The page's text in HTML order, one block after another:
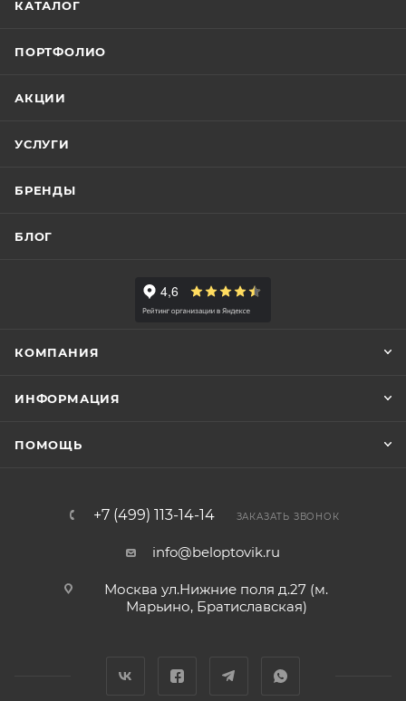
КАТАЛОГ
ПОРТФОЛИО
АКЦИИ
УСЛУГИ
БРЕНДЫ
БЛОГ
КОМПАНИЯ
ИНФОРМАЦИЯ
ПОМОЩЬ
+7 (499) 113-14-14 ЗАКАЗАТЬ ЗВОНОК
info@beloptovik.ru
Москва ул.Нижние поля д.27 (м.
Марьино, Братиславская)